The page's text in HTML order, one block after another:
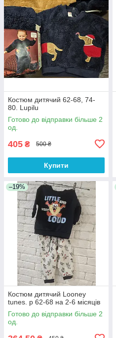
Костюм дитячий 62-68, 74-
80. Lupilu
Готово до відправки більше 2
од.
405 ₴ 500 ₴
Купити
–19%
Костюм дитячий Looney
tunes. р 62-68 на 2-6 місяців
Готово до відправки більше 2
од.